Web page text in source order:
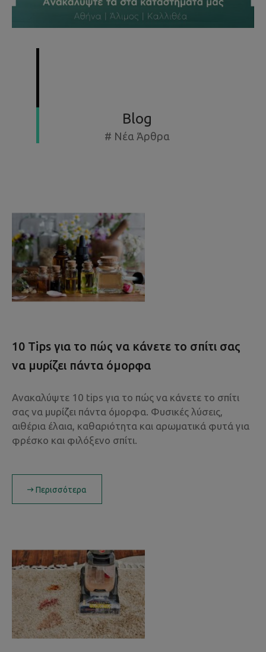
Blog
# Νέα Άρθρα
10 Tips για το πώς να κάνετε το σπίτι σας
να μυρίζει πάντα όμορφα
Ανακαλύψτε 10 tips για το πώς να κάνετε το σπίτι
σας να μυρίζει πάντα όμορφα. Φυσικές λύσεις,
αιθέρια έλαια, καθαριότητα και αρωματικά φυτά για
φρέσκο και φιλόξενο σπίτι.
Περισσότερα